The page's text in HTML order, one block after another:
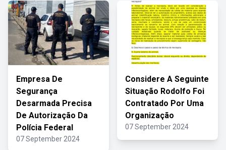
Empresa De
Segurança
Desarmada Precisa
De Autorização Da
Polícia Federal
07 September 2024
Considere A Seguinte
Situação Rodolfo Foi
Contratado Por Uma
Organização
07 September 2024